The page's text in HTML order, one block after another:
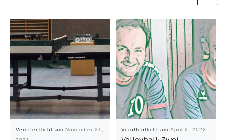
Veröffentlicht am November 21,
Veröffentlicht am April 2, 2022